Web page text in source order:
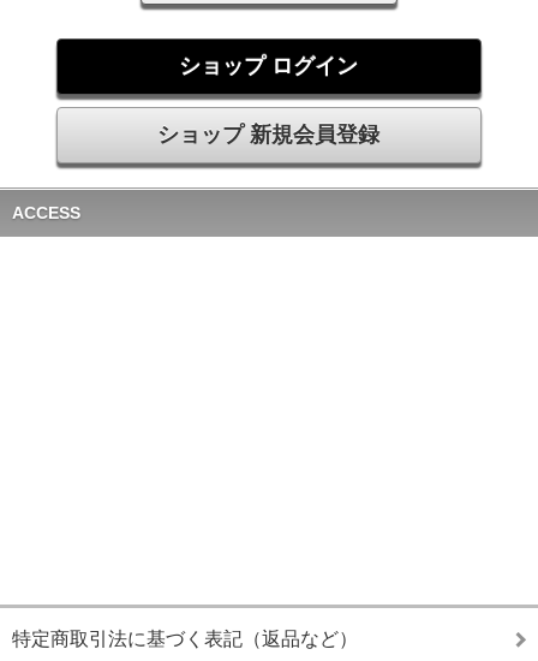
ショップ ログイン
ショップ 新規会員登録
ACCESS
特定商取引法に基づく表記（返品など）